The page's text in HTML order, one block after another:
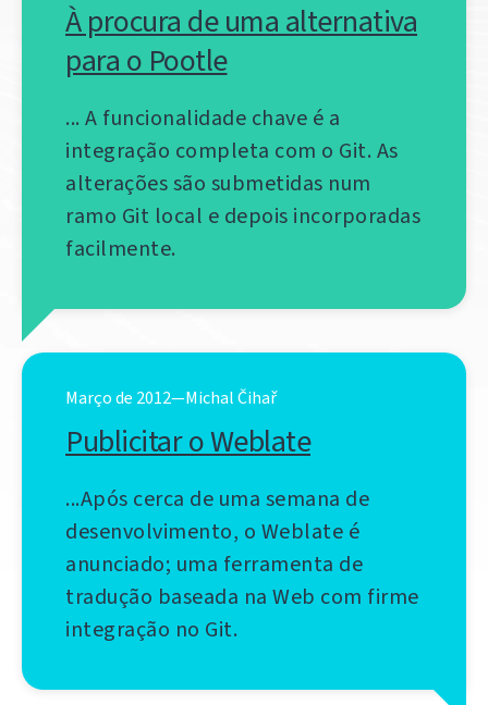
À procura de uma alternativa
para o Pootle
... A funcionalidade chave é a
integração completa com o Git. As
alterações são submetidas num
ramo Git local e depois incorporadas
facilmente.
Março de 2012—Michal Čihař
Publicitar o Weblate
...Após cerca de uma semana de
desenvolvimento, o Weblate é
anunciado; uma ferramenta de
tradução baseada na Web com firme
integração no Git.